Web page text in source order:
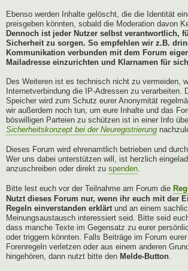
Ebenso werden Inhalte gelöscht, die die Identität
preisgeben könnten, sobald die Moderation davon
Dennoch ist jeder Nutzer selbst verantwortlich,
Sicherheit zu sorgen. So empfehlen wir z.B.
Kommunikation verbunden mit dem Forum
Mailadresse einzurichten und Klarnamen für
Des Weiteren ist es technisch nicht zu vermeiden,
Internetverbindung die IP-Adressen zu verarbeiten.
Speicher wird zum Schutz eurer Anonymität
wir außerdem noch tun, um eure Inhalte und das
böswilligen Parteien zu schützen ist in einer Info
Sicherheitskonzept bei der Neuregistrierung
Dieses Forum wird ehrenamtlich betrieben und durch
Wer uns dabei unterstützen will, ist herzlich
anzuschreiben oder direkt zu spenden.
Bitte lest euch vor der Teilnahme am Forum die
Nutzt dieses Forum nur, wenn ihr euch mit der
Regeln einverstanden erklärtund an einem
Meinungsaustausch interessiert seid. Bitte seid
dass manche Texte im Gegensatz zu eurer
oder triggern könnten. Falls Beiträge im Forum
Forenregeln verletzen oder aus einem anderen
hingehören, dann nutzt bitte den Melde-Button.